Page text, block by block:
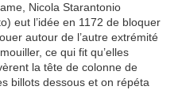
Nicola Starantonio
eut l’idée en 1172 de bloquer
autour de l’autre extrémité
ce qui fit qu’elles
la tête de colonne de
billots dessous et on répéta